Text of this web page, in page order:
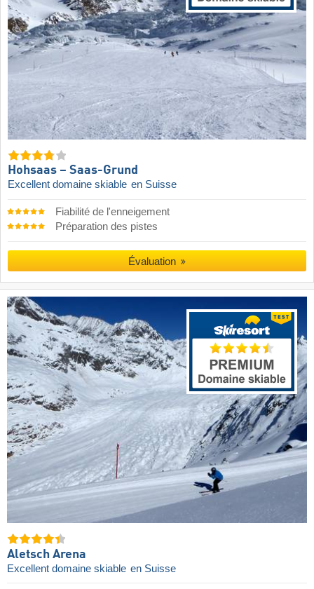
Hohsaas – Saas-Grund
Excellent domaine skiable en Suisse
Fiabilité de l'enneigement
Préparation des pistes
Évaluation
Aletsch Arena
Excellent domaine skiable en Suisse